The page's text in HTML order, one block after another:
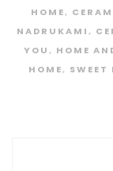
HOME,
NADRUKAMI ,
YOU , HOME
HOME, SWEET